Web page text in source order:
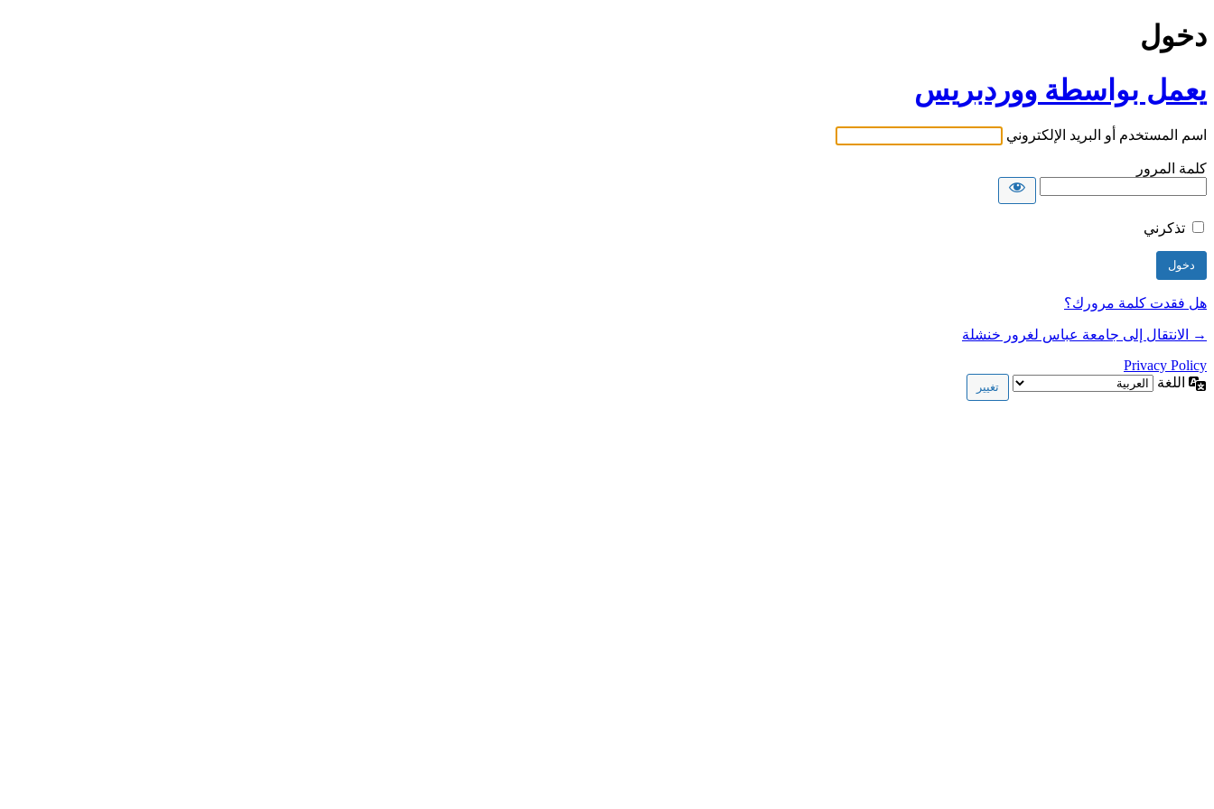
دخول
يعمل بواسطة ووردبريس
اسم المستخدم أو البريد الإلكتروني
كلمة المرور
تذكرني
هل فقدت كلمة مرورك؟
→ الانتقال إلى جامعة عباس لغرور خنشلة
Privacy Policy
اللغة